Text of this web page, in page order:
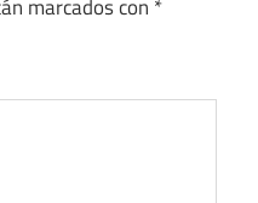
marcados con *